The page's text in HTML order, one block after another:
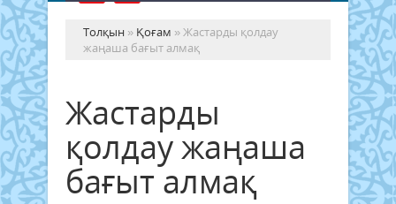
Толқын » Қоғам » Жастарды қолдау
жаңаша бағыт алмақ
Жастарды
қолдау жаңаша
бағыт алмақ